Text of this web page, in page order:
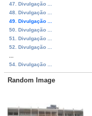
47. Divulgação ...
48. Divulgação ...
49. Divulgação ...
50. Divulgação ...
51. Divulgação ...
52. Divulgação ...
54. Divulgação ...
Random Image